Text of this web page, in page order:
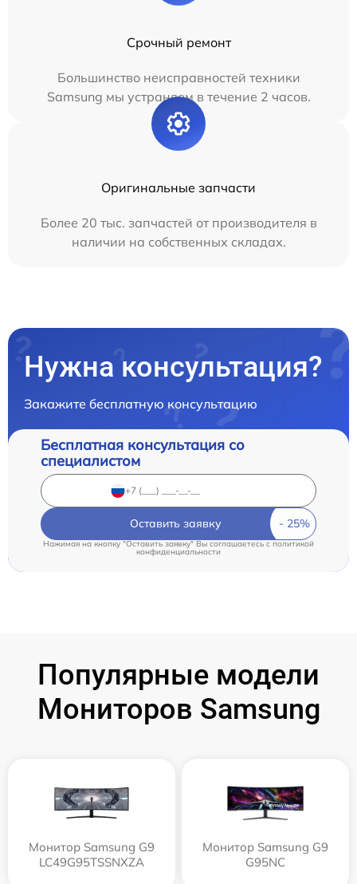
Срочный ремонт
Большинство неисправностей техники
Samsung мы устраняем в течение 2 часов.
Оригинальные запчасти
Более 20 тыс. запчастей от производителя в
наличии на собственных складах.
Нужна консультация?
Закажите бесплатную консультацию
Бесплатная консультация со
специалистом
Оставить заявку
Нажимая на кнопку "Оставить заявку" Вы соглашаетесь cполитикой
конфиденциальности
Популярные модели
Мониторов Samsung
Монитор Samsung G9
LC49G95TSSNXZA
Монитор Samsung G9
G95NC